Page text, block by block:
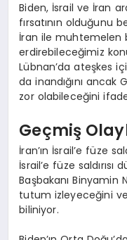
Biden, İsrail ve İran
fırsatının olduğunu
İran ile muhtemelen
erdirebileceğimiz
Lübnan’da ateşkes
da inandığını ancak
zor olabileceğini
Geçmiş
İran’ın İsrail’e füze
İsrail’e füze saldırısı
Başbakanı Binyamin
tutum izleyeceğini
biliniyor.